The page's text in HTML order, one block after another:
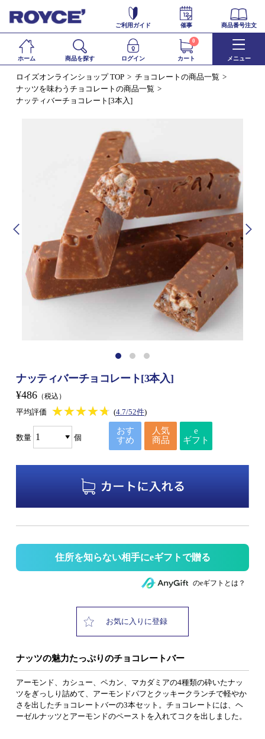
ご利用ガイド 催事 商品番号注文
ホーム 商品を探す ログイン カート
0
メニュー
ロイズオンラインショップ TOP
チョコレートの商品一覧
ナッツを味わうチョコレートの商品一覧
ナッティバーチョコレート[3本入]
ナッティバーチョコレート[3本入]
¥486 （税込）
平均評価 ★★★★★
★★★★★ (4.7/52件)
数量 個
おす
すめ
人気
商品
e
ギフト
住所を知らない相手にeギフトで贈る
のeギフトとは？
お気に入りに登録
ナッツの魅力たっぷりのチョコレートバー
アーモンド、カシュー、ペカン、マカダミアの4種類の砕いたナッ
ツをぎっしり詰めて、アーモンドパフとクッキークランチで軽やか
さを出したチョコレートバーの3本セット。チョコレートには、ヘ
ーゼルナッツとアーモンドのペーストを入れてコクを出しました。